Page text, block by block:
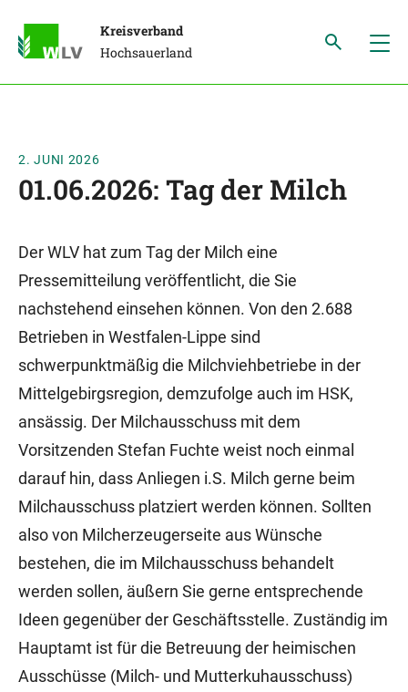
Kreisverband
Hochsauerland
2. JUNI 2026
01.06.2026: Tag der Milch
Der WLV hat zum Tag der Milch eine
Pressemitteilung veröffentlicht, die Sie
nachstehend einsehen können. Von den 2.688
Betrieben in Westfalen-Lippe sind
schwerpunktmäßig die Milchviehbetriebe in der
Mittelgebirgsregion, demzufolge auch im HSK,
ansässig. Der Milchausschuss mit dem
Vorsitzenden Stefan Fuchte weist noch einmal
darauf hin, dass Anliegen i.S. Milch gerne beim
Milchausschuss platziert werden können. Sollten
also von Milcherzeugerseite aus Wünsche
bestehen, die im Milchausschuss behandelt
werden sollen, äußern Sie gerne entsprechende
Ideen gegenüber der Geschäftsstelle. Zuständig im
Hauptamt ist für die Betreuung der heimischen
Ausschüsse (Milch- und Mutterkuhausschuss)